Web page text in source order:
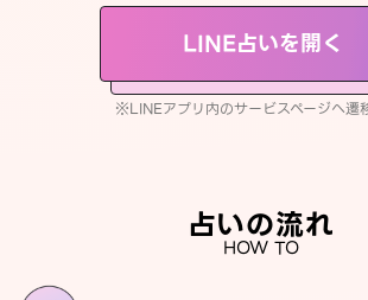
LINE占いを開く
※LINEアプリ内のサービスページへ遷
占いの流れ
HOW TO